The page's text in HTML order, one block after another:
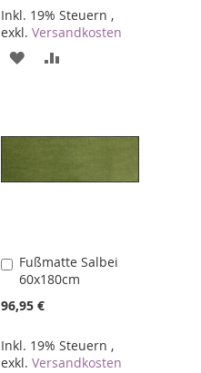
Inkl. 19% Steuern ,
exkl.Versandkosten
ZUR
Fußmatte Salbei
60x180cm
96,95 €
Inkl. 19% Steuern ,
exkl.Versandkosten
In
den
Warenkorb